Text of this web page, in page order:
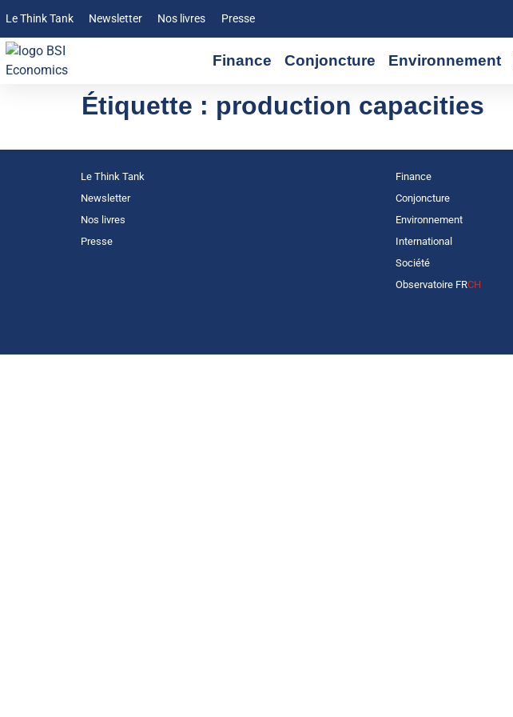
Le Think Tank Newsletter Nos livres Presse
Finance Conjoncture Environnement
Étiquette : production capacities
Le Think Tank
Newsletter
Nos livres
Presse
Finance
Conjoncture
Environnement
International
Société
Observatoire FRCH